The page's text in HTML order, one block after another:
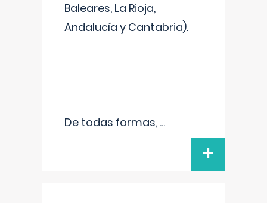
Baleares, La Rioja,
Andalucía y Cantabria).
De todas formas, ...
+